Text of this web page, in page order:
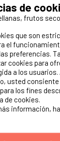
NEWSLETTER!
ME INSCRIBO
de
frutos
que son
el
preferencias.
cookies para
a los usuarios.
usted consiente
los fines
de cookies.
información,